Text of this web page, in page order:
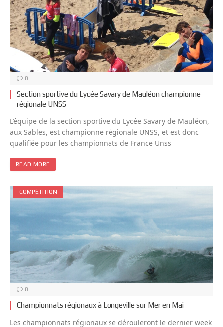
0
Section sportive du Lycée Savary de Mauléon championne
régionale UNSS
L’équipe de la section sportive du Lycée Savary de Mauléon,
aux Sables, est championne régionale UNSS, et est donc
qualifiée pour les championnats de France Unss
READ MORE
COMPÉTITION
0
Championnats régionaux à Longeville sur Mer en Mai
Les championnats régionaux se dérouleront le dernier week